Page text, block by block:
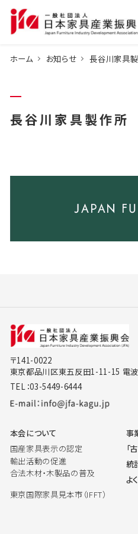
ホーム お知らせ 長谷川家具
長谷川家具製作所
〒141-0022
東京都品川区東五反田1-11-15 電
TEL：03-5449-6444
本会について
国産家具表示の認定
輸出活動の促進
合法木材・木製品の普及
東京国際家具見本市（IFFT）
事
「
統
よ